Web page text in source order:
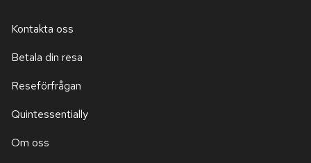
Kontakta oss
Betala din resa
Reseförfrågan
Quintessentially
Om oss